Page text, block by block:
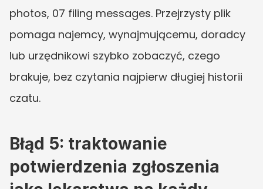
photos, 07 filing messages. Przejrzysty plik
pomaga najemcy, wynajmującemu, doradcy
lub urzędnikowi szybko zobaczyć, czego
brakuje, bez czytania najpierw długiej historii
czatu.
Błąd 5: traktowanie
potwierdzenia zgłoszenia